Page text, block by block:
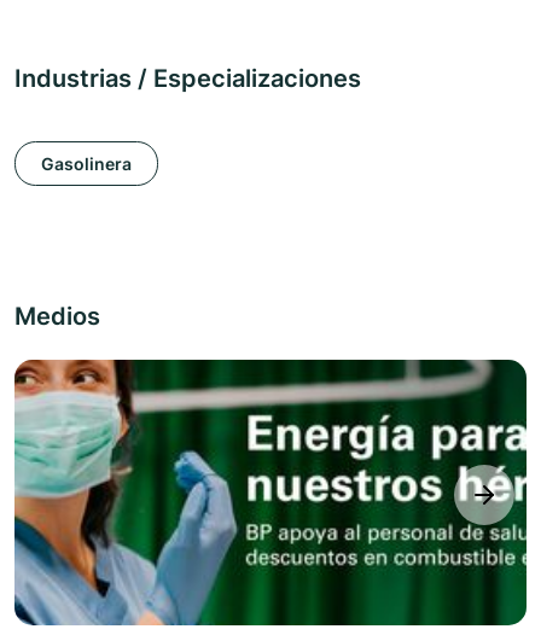
Industrias / Especializaciones
Gasolinera
Medios
next